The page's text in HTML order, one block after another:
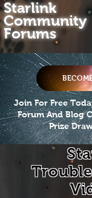
Starlink
Community
Forums
Join For Free
Forum And Blog
Prize